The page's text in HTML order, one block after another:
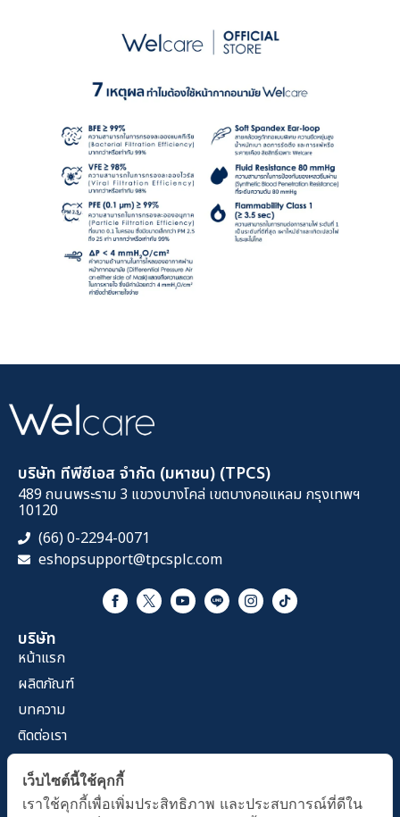
บริษัท ทีพีซีเอส จำกัด (มหาชน) (TPCS)
489 ถนนพระราม 3 แขวงบางโคล่ เขตบางคอแหลม กรุงเทพฯ
10120
(66) 0-2294-0071
eshopsupport@tpcsplc.com
บริษัท
หน้าแรก
ผลิตภัณฑ์
บทความ
ติดต่อเรา
หมวดหมู่สินค้า
หน้ากากอนามัย
เว็บไซต์นี้ใช้คุกกี้
เราใช้คุกกี้เพื่อเพิ่มประสิทธิภาพ และประสบการณ์ที่ดีใน